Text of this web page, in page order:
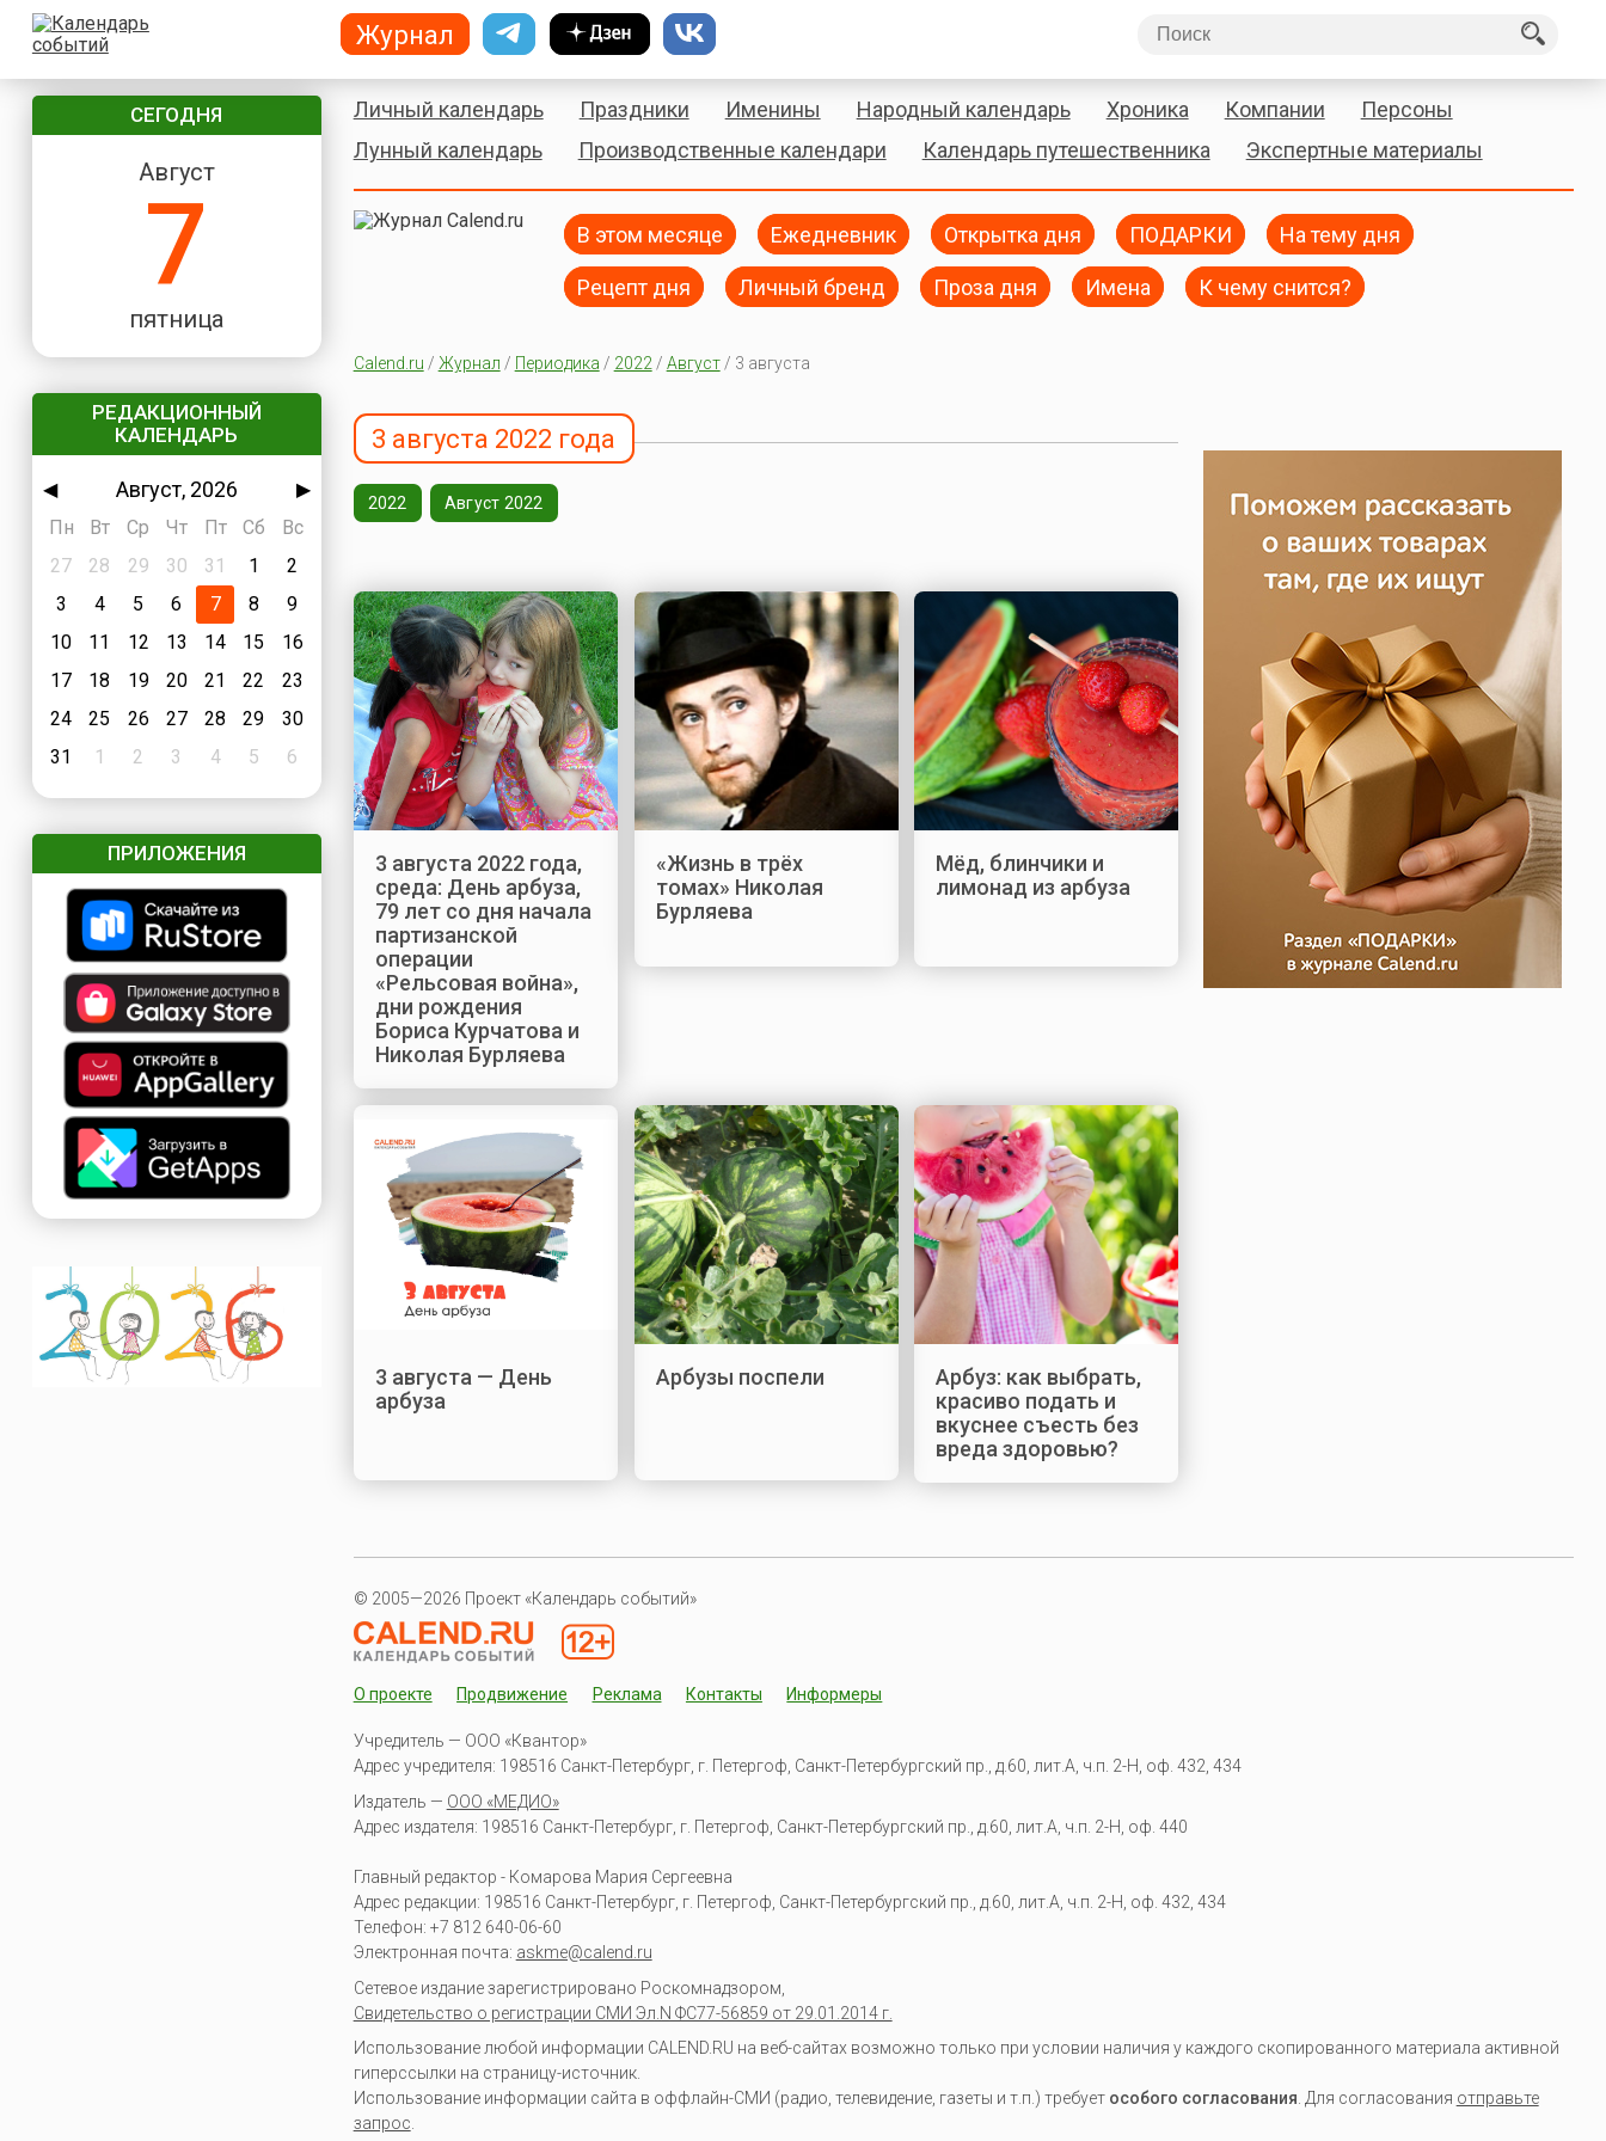
СЕГОДНЯ
Август
7
пятница
РЕДАКЦИОННЫЙ
КАЛЕНДАРЬ
◀ Август, 2026
▶
Пн
Вт Ср Чт Пт Сб
Вс
27
28 29 30 31 1
2
3
4 5 6 7 8
9
10
11 12 13 14 15
16
17
18 19 20 21 22
23
24
25 26 27 28 29
30
31
1 2 3 4 5 6
ПРИЛОЖЕНИЯ
Личный календарь Праздники Именины Народный календарь Хроника Компании
Персоны
Лунный календарь
Производственные календари Календарь путешественника Экспертные материалы
В этом месяце Ежедневник Открытка дня ПОДАРКИ На тему дня
Рецепт дня Личный бренд Проза дня Имена К чему снится?
Calend.ru / Журнал / Периодика / 2022 / Август/ 3 августа
3 августа 2022 года
2022 Август 2022
3 августа 2022 года,
среда: День арбуза,
79 лет со дня начала
партизанской
операции
«Рельсовая война»,
дни рождения
Бориса Курчатова и
Николая Бурляева
«Жизнь в трёх
томах» Николая
Бурляева
Мёд, блинчики и
лимонад из арбуза
3 августа — День
арбуза
Арбузы поспели
Арбуз: как выбрать,
красиво подать и
вкуснее съесть без
вреда здоровью?
© 2005—2026 Проект «Календарь событий»
О проекте Продвижение Реклама Контакты Информеры
Учредитель — ООО «Квантор»
Адрес учредителя: 198516 Санкт-Петербург, г. Петергоф, Санкт-Петербургский пр., д.60, лит.А, ч.п. 2-Н, оф. 432, 434
Издатель — ООО «МЕДИО»
Адрес издателя: 198516 Санкт-Петербург, г. Петергоф, Санкт-Петербургский пр., д.60, лит.А, ч.п. 2-Н, оф. 440
Главный редактор - Комарова Мария Сергеевна
Адрес редакции: 198516 Санкт-Петербург, г. Петергоф Санкт-Петербургский пр., д.60, лит.А, ч.п. 2-Н, оф. 432, 434
Телефон: +7 812 640-06-60
Электронная почта: askme@calend.ru
Сетевое издание зарегистрировано Роскомнадзором,
Свидетельство о регистрации СМИ Эл.N ФС77-56859 от 29.01.2014 г.
Использование любой информации CALEND.RU на веб-сайтах возможно только при условии наличия у каждого скопированного материала активной
гиперссылки на страницу-источник.
Использование информации сайта в оффлайн-СМИ (радио, телевидение, газеты и т.п.) требует особого согласования. Для согласования отправьте
запрос.
Журнал